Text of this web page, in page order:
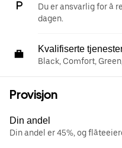
Du er ansvarlig for å
dagen.
Kvalifiserte
Black, Comfort,
Provisjon
Din andel
Din andel er 45%, og